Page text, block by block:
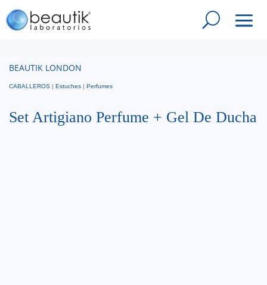
BEAUTIK LONDON
CABALLEROS | Estuches | Perfumes
Set Artigiano Perfume + Gel De Ducha